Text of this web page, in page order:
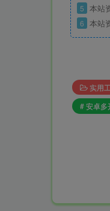
5 本站
6 本站
实用
# 安卓多